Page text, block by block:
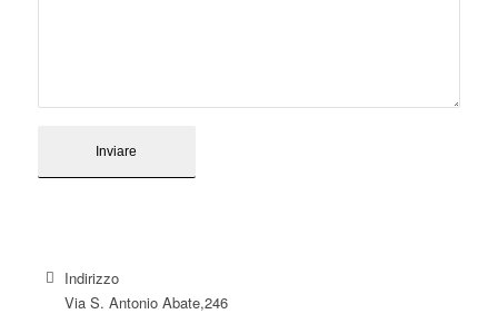
Indirizzo
Via S. Antonio Abate,246